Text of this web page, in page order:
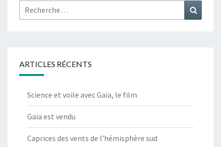
Rechercher :
ARTICLES RÉCENTS
Science et voile avec Gaia, le film
Gaia est vendu
Caprices des vents de l’hémisphère sud